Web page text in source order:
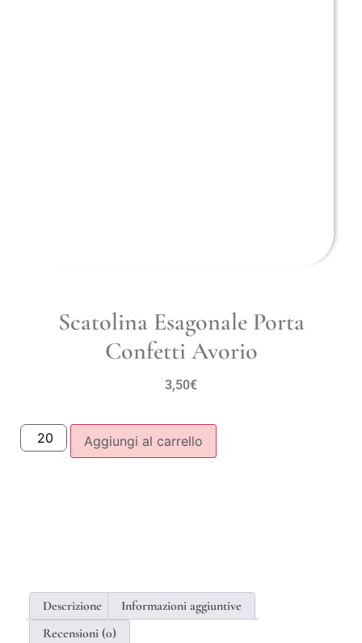
Scatolina Esagonale Porta
Confetti Avorio
3,50€
Aggiungi al carrello
Descrizione
Informazioni aggiuntive
Recensioni (0)